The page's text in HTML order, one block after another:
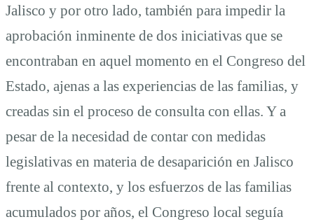
Jalisco y por otro lado, también para impedir la
aprobación inminente de dos iniciativas que se
encontraban en aquel momento en el Congreso del
Estado, ajenas a las experiencias de las familias, y
creadas sin el proceso de consulta con ellas. Y a
pesar de la necesidad de contar con medidas
legislativas en materia de desaparición en Jalisco
frente al contexto, y los esfuerzos de las familias
acumulados por años, el Congreso local seguía